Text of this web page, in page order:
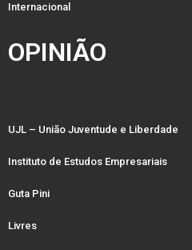
Internacional
OPINIÃO
UJL – União Juventude e Liberdade
Instituto de Estudos Empresariais
Guta Pini
Livres